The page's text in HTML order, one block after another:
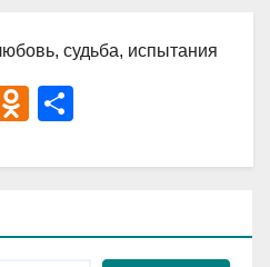
судьба, испытания
Vi
O
n
kl
р
в